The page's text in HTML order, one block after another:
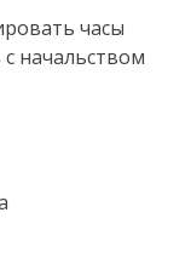
часы
начальством